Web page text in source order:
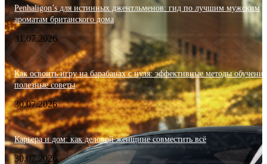
Penhaligon’s для истинных джентльменов: гид по лучшим мужским
ароматам британского дома
31.07.2026
Как освоить игру на барабанах с нуля: эффективные методы
полезные советы
30.07.2026
Карьера и дом: как деловой женщине совместить всё
30.07.2026